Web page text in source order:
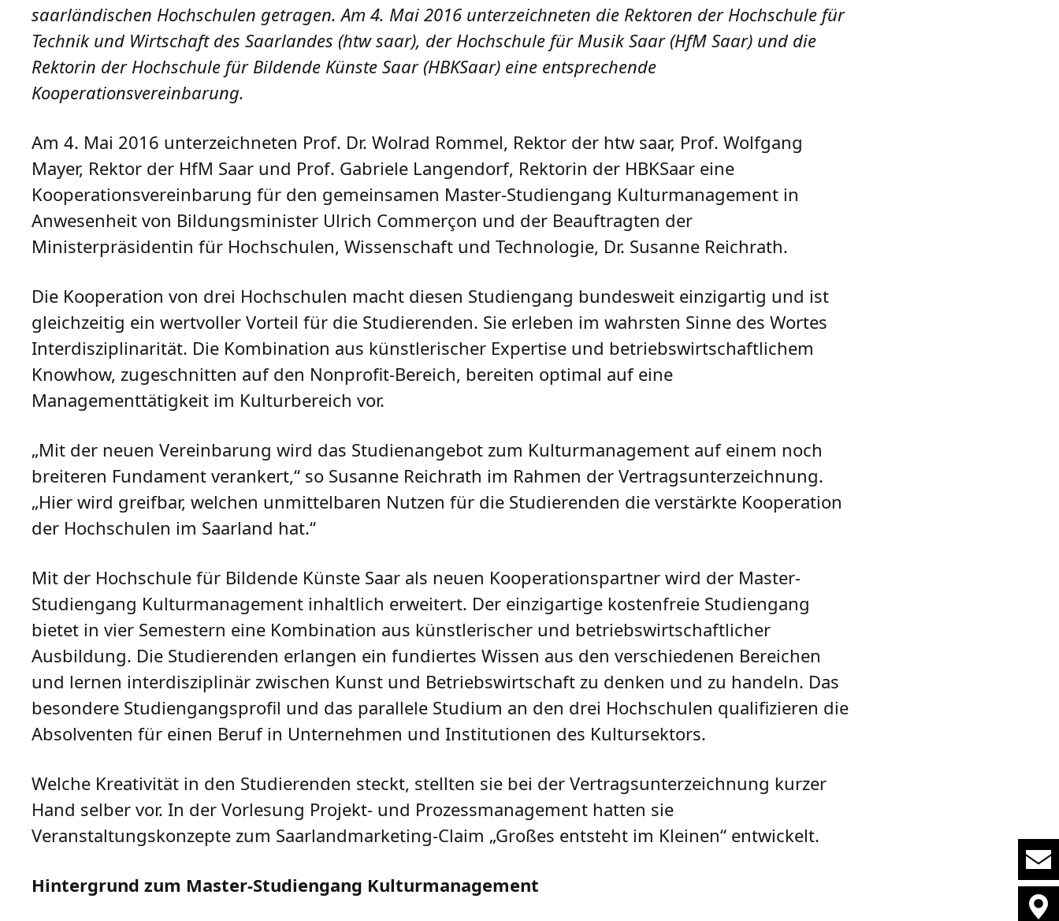
saarländischen Hochschulen getragen. Am 4. Mai 2016 unterzeichneten die Rektoren der Hochschule für
Technik und Wirtschaft des Saarlandes (htw saar), der Hochschule für Musik Saar (HfM Saar) und die
Rektorin der Hochschule für Bildende Künste Saar (HBKSaar) eine entsprechende
Kooperationsvereinbarung.
Am 4. Mai 2016 unterzeichneten Prof. Dr. Wolrad Rommel, Rektor der htw saar, Prof. Wolfgang
Mayer, Rektor der HfM Saar und Prof. Gabriele Langendorf, Rektorin der HBKSaar eine
Kooperationsvereinbarung für den gemeinsamen Master-Studiengang Kulturmanagement in
Anwesenheit von Bildungsminister Ulrich Commerçon und der Beauftragten der
Ministerpräsidentin für Hochschulen, Wissenschaft und Technologie, Dr. Susanne Reichrath.
Die Kooperation von drei Hochschulen macht diesen Studiengang bundesweit einzigartig und ist
gleichzeitig ein wertvoller Vorteil für die Studierenden. Sie erleben im wahrsten Sinne des Wortes
Interdisziplinarität. Die Kombination aus künstlerischer Expertise und betriebswirtschaftlichem
Knowhow, zugeschnitten auf den Nonprofit-Bereich, bereiten optimal auf eine
Managementtätigkeit im Kulturbereich vor.
„Mit der neuen Vereinbarung wird das Studienangebot zum Kulturmanagement auf einem noch
breiteren Fundament verankert,“ so Susanne Reichrath im Rahmen der Vertragsunterzeichnung.
„Hier wird greifbar, welchen unmittelbaren Nutzen für die Studierenden die verstärkte Kooperation
der Hochschulen im Saarland hat.“
Mit der Hochschule für Bildende Künste Saar als neuen Kooperationspartner wird der Master-
Studiengang Kulturmanagement inhaltlich erweitert. Der einzigartige kostenfreie Studiengang
bietet in vier Semestern eine Kombination aus künstlerischer und betriebswirtschaftlicher
Ausbildung. Die Studierenden erlangen ein fundiertes Wissen aus den verschiedenen Bereichen
und lernen interdisziplinär zwischen Kunst und Betriebswirtschaft zu denken und zu handeln. Das
besondere Studiengangsprofil und das parallele Studium an den drei Hochschulen qualifizieren die
Absolventen für einen Beruf in Unternehmen und Institutionen des Kultursektors.
Welche Kreativität in den Studierenden steckt, stellten sie bei der Vertragsunterzeichnung kurzer
Hand selber vor. In der Vorlesung Projekt- und Prozessmanagement hatten sie
Veranstaltungskonzepte zum Saarlandmarketing-Claim „Großes entsteht im Kleinen“ entwickelt.
Hintergrund zum Master-Studiengang Kulturmanagement